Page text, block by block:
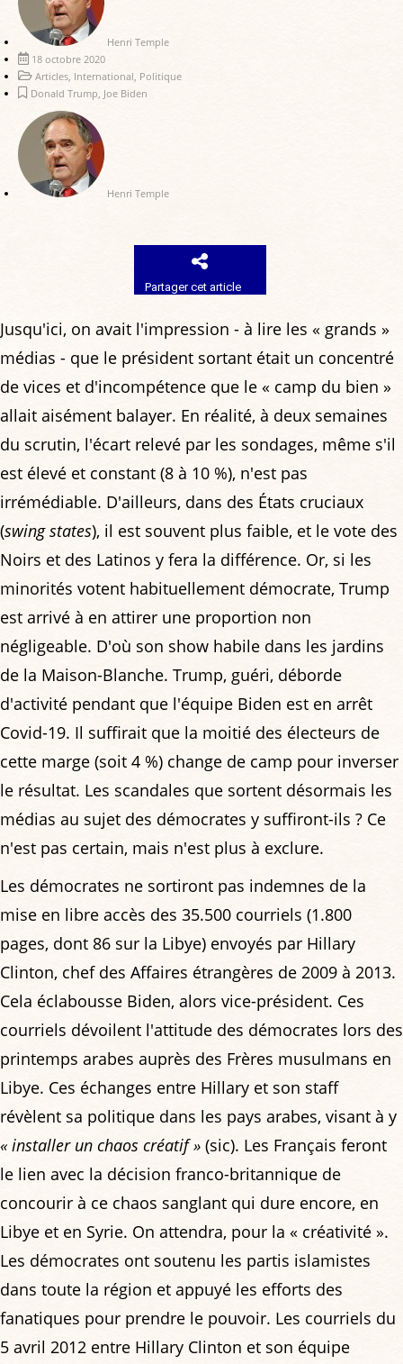
Henri Temple
18 octobre 2020
Articles, International, Politique
Donald Trump, Joe Biden
Henri Temple
Partager cet article
Jusqu'ici, on avait l'impression - à lire les « grands »
médias - que le président sortant était un concentré
de vices et d'incompétence que le « camp du bien »
allait aisément balayer. En réalité, à deux semaines
du scrutin, l'écart relevé par les sondages, même s'il
est élevé et constant (8 à 10 %), n'est pas
irrémédiable. D'ailleurs, dans des États cruciaux
(swing states), il est souvent plus faible, et le vote des
Noirs et des Latinos y fera la différence. Or, si les
minorités votent habituellement démocrate, Trump
est arrivé à en attirer une proportion non
négligeable. D'où son show habile dans les jardins
de la Maison-Blanche. Trump, guéri, déborde
d'activité pendant que l'équipe Biden est en arrêt
Covid-19. Il suffirait que la moitié des électeurs de
cette marge (soit 4 %) change de camp pour inverser
le résultat. Les scandales que sortent désormais les
médias au sujet des démocrates y suffiront-ils ? Ce
n'est pas certain, mais n'est plus à exclure.
Les démocrates ne sortiront pas indemnes de la
mise en libre accès des 35.500 courriels (1.800
pages, dont 86 sur la Libye) envoyés par Hillary
Clinton, chef des Affaires étrangères de 2009 à 2013.
Cela éclabousse Biden, alors vice-président. Ces
courriels dévoilent l'attitude des démocrates lors des
printemps arabes auprès des Frères musulmans en
Libye. Ces échanges entre Hillary et son staff
révèlent sa politique dans les pays arabes, visant à y
« installer un chaos créatif » (sic). Les Français feront
le lien avec la décision franco-britannique de
concourir à ce chaos sanglant qui dure encore, en
Libye et en Syrie. On attendra, pour la « créativité ».
Les démocrates ont soutenu les partis islamistes
dans toute la région et appuyé les efforts des
fanatiques pour prendre le pouvoir. Les courriels du
5 avril 2012 entre Hillary Clinton et son équipe